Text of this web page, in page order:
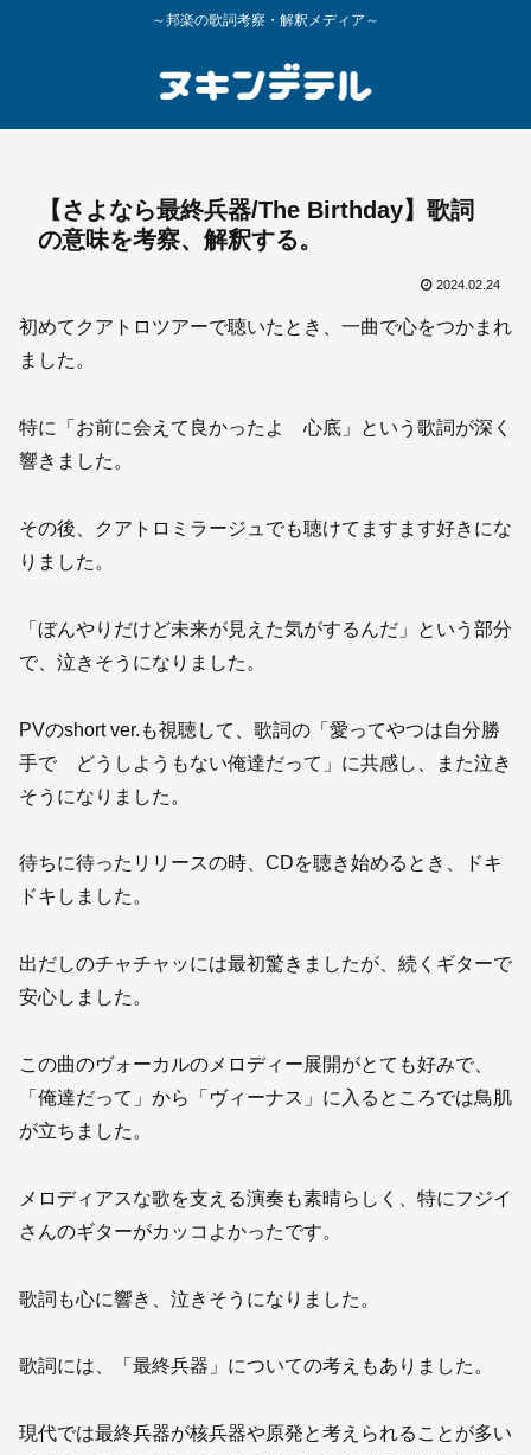
～邦楽の歌詞考察・解釈メディア～
【さよなら最終兵器/The Birthday】歌詞
の意味を考察、解釈する。
2024.02.24
初めてクアトロツアーで聴いたとき、一曲で心をつかまれ
ました。
特に「お前に会えて良かったよ 心底」という歌詞が深く
響きました。
その後、クアトロミラージュでも聴けてますます好きにな
りました。
「ぼんやりだけど未来が見えた気がするんだ」という部分
で、泣きそうになりました。
PVのshort ver.も視聴して、歌詞の「愛ってやつは自分勝
手で どうしようもない俺達だって」に共感し、また泣き
そうになりました。
待ちに待ったリリースの時、CDを聴き始めるとき、ドキ
ドキしました。
出だしのチャチャッには最初驚きましたが、続くギターで
安心しました。
この曲のヴォーカルのメロディー展開がとても好みで、
「俺達だって」から「ヴィーナス」に入るところでは鳥肌
が立ちました。
メロディアスな歌を支える演奏も素晴らしく、特にフジイ
さんのギターがカッコよかったです。
歌詞も心に響き、泣きそうになりました。
歌詞には、「最終兵器」についての考えもありました。
現代では最終兵器が核兵器や原発と考えられることが多い